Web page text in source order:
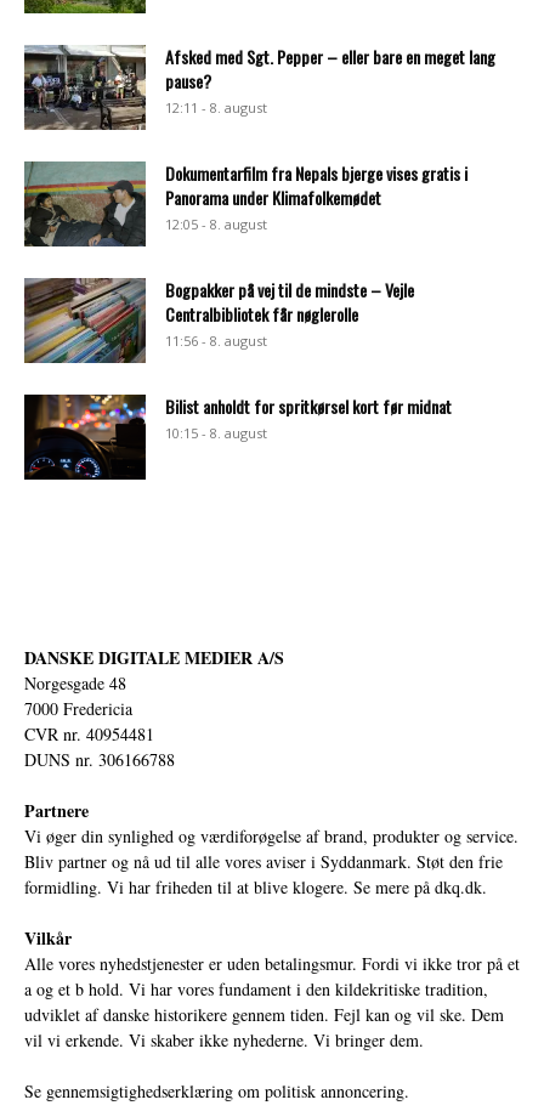
Afsked med Sgt. Pepper – eller bare en meget lang
pause?
12:11 - 8. august
Dokumentarfilm fra Nepals bjerge vises gratis i
Panorama under Klimafolkemødet
12:05 - 8. august
Bogpakker på vej til de mindste – Vejle
Centralbibliotek får nøglerolle
11:56 - 8. august
Bilist anholdt for spritkørsel kort før midnat
10:15 - 8. august
DANSKE DIGITALE MEDIER A/S
Norgesgade 48
7000 Fredericia
CVR nr. 40954481
DUNS nr. 306166788
Partnere
Vi øger din synlighed og værdiforøgelse af brand, produkter og service.
Bliv partner og nå ud til alle vores aviser i Syddanmark. Støt den frie
formidling. Vi har friheden til at blive klogere. Se mere på dkq.dk.
Vilkår
Alle vores nyhedstjenester er uden betalingsmur. Fordi vi ikke tror på et
a og et b hold. Vi har vores fundament i den kildekritiske tradition,
udviklet af danske historikere gennem tiden. Fejl kan og vil ske. Dem
vil vi erkende. Vi skaber ikke nyhederne. Vi bringer dem.
Se gennemsigtighedserklæring om politisk annoncering.